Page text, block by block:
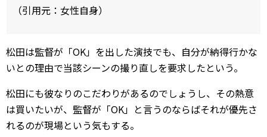
（引用元：女性自身）
松田は監督が「OK」を出した演技でも、自分が納得行かな
いとの理由で当該シーンの撮り直しを要求したという。
松田にも彼なりのこだわりがあるのでしょうし、その熱意
は買いたいが、監督が「OK」と言うのならばそれが優先さ
れるのが現場という気もする。